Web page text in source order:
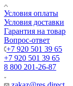
Условия оплаты
Условия доставки
Гарантия на товар
Вопрос-ответ
+7 920 501 39 65
+7 920 501 39 65
8 800 201-26-87